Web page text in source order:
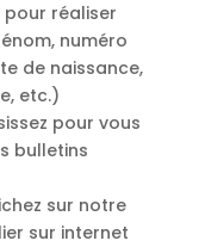
réaliser
numéro
de naissance,
etc.)
pour vous
bulletins
sur notre
sur internet